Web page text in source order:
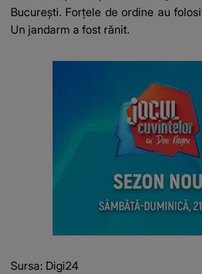
București. Forțele de ordine au
Un jandarm a fost rănit.
Sursa: Digi24